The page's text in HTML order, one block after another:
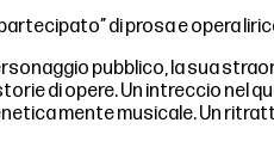
di prosa e opera
pubblico, la sua
di opere. Un intreccio nel
mente musicale. Un